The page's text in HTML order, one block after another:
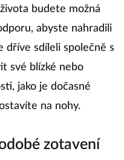
budete možná
abyste nahradili
dříve sdíleli společně s
své blízké nebo
jako je dočasné
na nohy.
zotavení